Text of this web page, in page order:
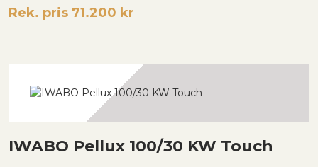
Rek. pris 71.200 kr
IWABO Pellux 100/30 KW Touch